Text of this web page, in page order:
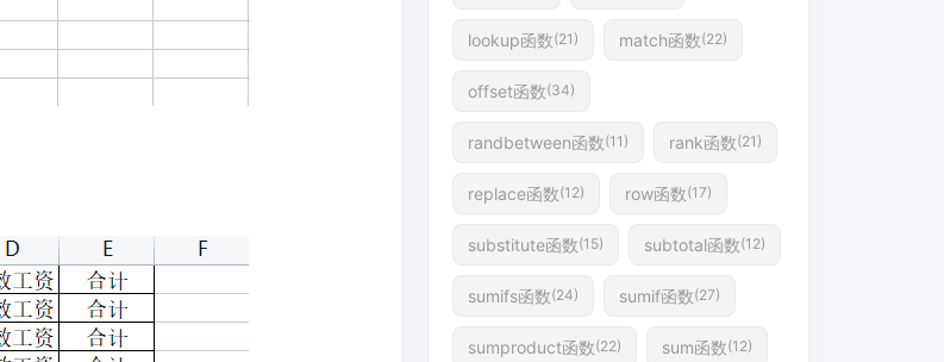
lookup函数(21) match函数(22)
offset函数(34)
randbetween函数(11) rank函数(21)
replace函数(12) row函数(17)
substitute函数(15) subtotal函数(12)
sumifs函数(24) sumif函数(27)
sumproduct函数(22) sum函数(12)